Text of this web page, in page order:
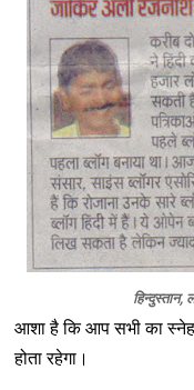
आशा है कि आप सभी का स्नेह
होता रहेगा।